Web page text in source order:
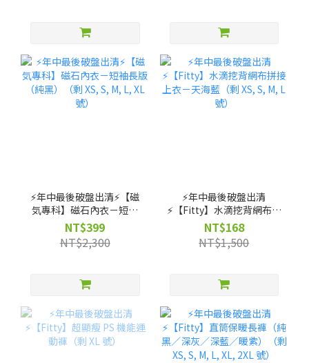
⚡️年中最後破盤出清⚡️【磁
気專科】磁石內衣－短袖
長版（純黑）（剩 XS, S,
M, L, XL 號）
NT$399
NT$2,300
⚡️年中最後破盤出清
⚡️【Fitty】水滴挖背網布拼
接上衣－天海藍（剩 XS, S,
M, L 號）
NT$168
NT$1,500